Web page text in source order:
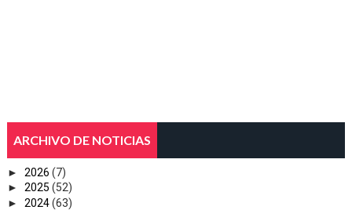
ARCHIVO DE NOTICIAS
► 2026 (7)
► 2025 (52)
► 2024(63)